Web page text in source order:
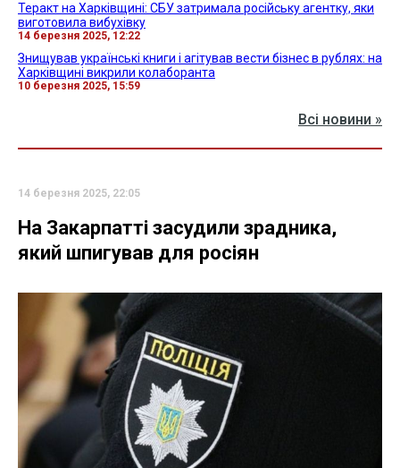
Теракт на Харківщині: СБУ затримала російську агентку, яки
виготовила вибухівку
14 березня 2025, 12:22
Знищував українські книги і агітував вести бізнес в рублях: на
Харківщині викрили колаборанта
10 березня 2025, 15:59
Всі новини »
14 березня 2025, 22:05
На Закарпатті засудили зрадника,
який шпигував для росіян